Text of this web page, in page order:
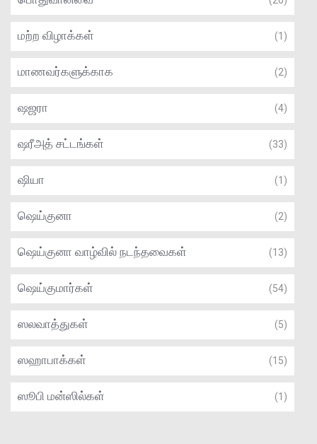
மற்ற விழாக்கள் (1)
மாணவர்களுக்காக (2)
ஷஜரா (4)
ஷரீஅத் சட்டங்கள் (33)
ஷியா (1)
ஷெய்குனா (2)
ஷெய்குனா வாழ்வில் நடந்தவைகள் (13)
ஷெய்குமார்கள் (54)
ஸலவாத்துகள் (5)
ஸஹாபாக்கள் (15)
ஸூபி மன்ஸில்கள் (1)